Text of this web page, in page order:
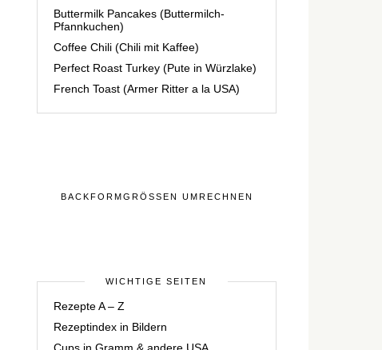
Buttermilk Pancakes (Buttermilch-
Pfannkuchen)
Coffee Chili (Chili mit Kaffee)
Perfect Roast Turkey (Pute in Würzlake)
French Toast (Armer Ritter a la USA)
BACKFORMGRÖSSEN UMRECHNEN
WICHTIGE SEITEN
Rezepte A – Z
Rezeptindex in Bildern
Cups in Gramm & andere USA